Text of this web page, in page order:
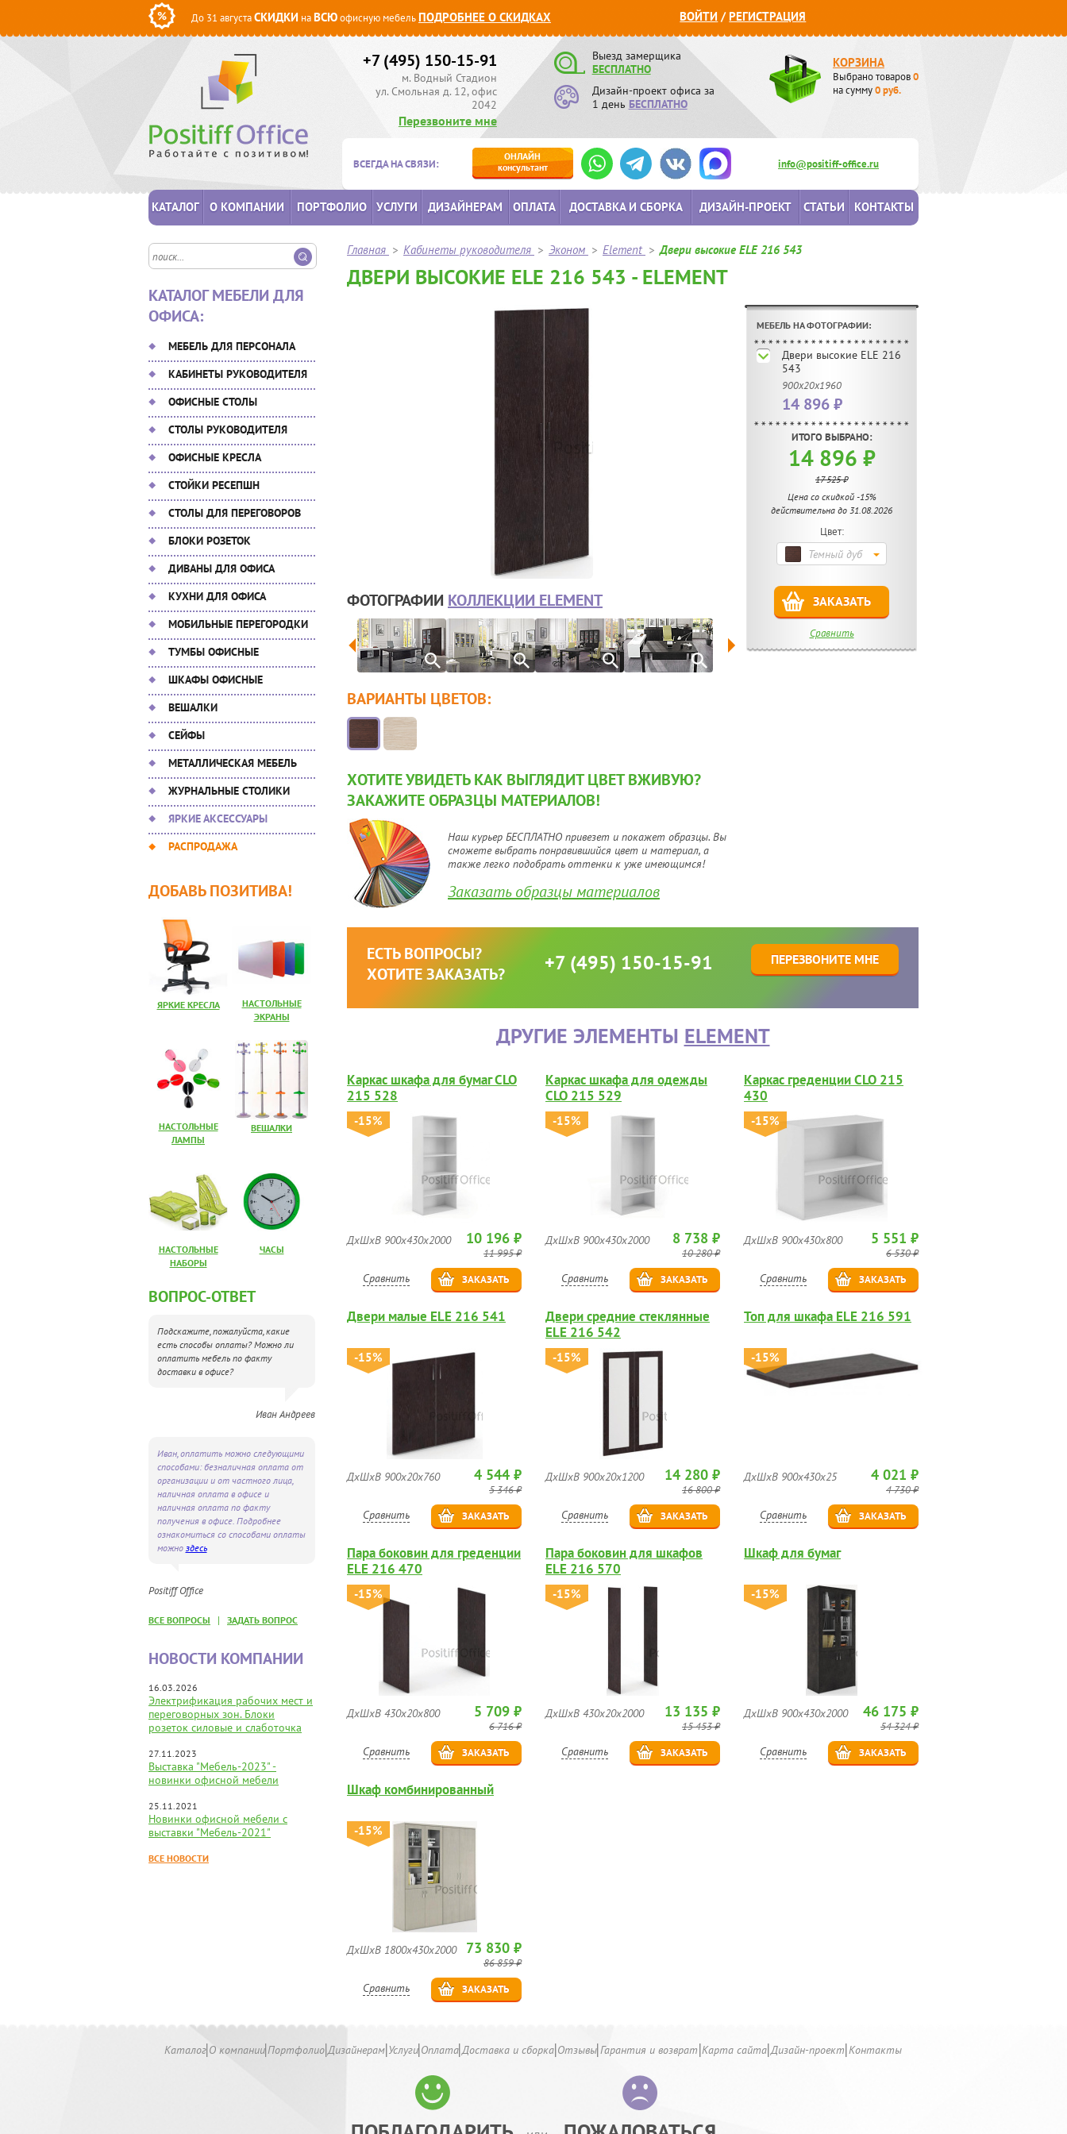
До 31 августаСКИДКИ наВСЮофисную мебельПОДРОБНЕЕ О СКИДКАХ ВОЙТИ /РЕГИСТРАЦИЯ
+7 (495) 150-15-91
м. Водный Стадион
ул. Смольная д. 12, офис
2042
Перезвоните мне
Выезд замерщика
БЕСПЛАТНО
Дизайн-проект офиса за
1 день БЕСПЛАТНО
КОРЗИНА
Выбрано товаров0
на сумму0руб.
ВСЕГДА НА СВЯЗИ:
ОНЛАЙН
консультант
info@positiff-office.ru
КАТАЛОГ О КОМПАНИИ ПОРТФОЛИО УСЛУГИ ДИЗАЙНЕРАМ ОПЛАТА ДОСТАВКА И СБОРКА ДИЗАЙН-ПРОЕКТ СТАТЬИ КОНТАКТЫ
КАТАЛОГ МЕБЕЛИ ДЛЯ
ОФИСА:
МЕБЕЛЬ ДЛЯ ПЕРСОНАЛА
КАБИНЕТЫ РУКОВОДИТЕЛЯ
ОФИСНЫЕ СТОЛЫ
СТОЛЫ РУКОВОДИТЕЛЯ
ОФИСНЫЕ КРЕСЛА
СТОЙКИ РЕСЕПШН
СТОЛЫ ДЛЯ ПЕРЕГОВОРОВ
БЛОКИ РОЗЕТОК
ДИВАНЫ ДЛЯ ОФИСА
КУХНИ ДЛЯ ОФИСА
МОБИЛЬНЫЕ ПЕРЕГОРОДКИ
ТУМБЫ ОФИСНЫЕ
ШКАФЫ ОФИСНЫЕ
ВЕШАЛКИ
СЕЙФЫ
МЕТАЛЛИЧЕСКАЯ МЕБЕЛЬ
ЖУРНАЛЬНЫЕ СТОЛИКИ
ЯРКИЕ АКСЕССУАРЫ
РАСПРОДАЖА
ДОБАВЬ ПОЗИТИВА!
ЯРКИЕ КРЕСЛА
НАСТОЛЬНЫЕ
ЭКРАНЫ
НАСТОЛЬНЫЕ
ЛАМПЫ
ВЕШАЛКИ
НАСТОЛЬНЫЕ
НАБОРЫ
ЧАСЫ
ВОПРОС-ОТВЕТ
Подскажите, пожалуйста, какие
есть способы оплаты? Можно ли
оплатить мебель по факту
доставки в офисе?
Иван Андреев
Иван, оплатить можно следующими
способами: безналичная оплата от
организации и от частного лица,
наличная оплата в офисе и
наличная оплата по факту
получения в офисе. Подробнее
ознакомиться со способами оплаты
можно здесь
Positiff Office
ВСЕ ВОПРОСЫ | ЗАДАТЬ ВОПРОС
НОВОСТИ КОМПАНИИ
16.03.2026
Электрификация рабочих мест и
переговорных зон. Блоки
розеток силовые и слаботочка
27.11.2023
Выставка "Мебель-2023" -
новинки офисной мебели
25.11.2021
Новинки офисной мебели с
выставки "Мебель-2021"
ВСЕ НОВОСТИ
Главная > Кабинеты руководителя > Эконом > Element > Двери высокие ELE 216 543
ДВЕРИ ВЫСОКИЕ ELE 216 543 - ELEMENT
ФОТОГРАФИИ КОЛЛЕКЦИИ ELEMENT
МЕБЕЛЬ НА ФОТОГРАФИИ:
Двери высокие ELE 216
543
900х20х1960
14 896 ₽
ИТОГО ВЫБРАНО:
14 896 ₽
17 525 ₽
Цена со скидкой -15%
действительна до 31.08.2026
Цвет:
Темный дуб
ЗАКАЗАТЬ
Сравнить
ВАРИАНТЫ ЦВЕТОВ:
ХОТИТЕ УВИДЕТЬ КАК ВЫГЛЯДИТ ЦВЕТ ВЖИВУЮ?
ЗАКАЖИТЕ ОБРАЗЦЫ МАТЕРИАЛОВ!
Наш курьер БЕСПЛАТНО привезет и покажет образцы. Вы
сможете выбрать понравившийся цвет и материал, а
также легко подобрать оттенки к уже имеющимся!
Заказать образцы материалов
ЕСТЬ ВОПРОСЫ?
ХОТИТЕ ЗАКАЗАТЬ?
+7 (495) 150-15-91 ПЕРЕЗВОНИТЕ МНЕ
ДРУГИЕ ЭЛЕМЕНТЫ ELEMENT
Каркас шкафа для бумаг CLO
215 528
-15%
ДхШхВ 900х430х2000 10 196 ₽
11 995 ₽
Сравнить ЗАКАЗАТЬ
Каркас шкафа для одежды
CLO 215 529
-15%
ДхШхВ 900х430х2000 8 738 ₽
10 280 ₽
Сравнить ЗАКАЗАТЬ
Каркас греденции CLO 215
430
-15%
ДхШхВ 900х430х800 5 551 ₽
6 530 ₽
Сравнить ЗАКАЗАТЬ
Двери малые ELE 216 541
-15%
ДхШхВ 900х20х760 4 544 ₽
5 346 ₽
Сравнить ЗАКАЗАТЬ
Двери средние стеклянные
ELE 216 542
-15%
ДхШхВ 900х20х1200 14 280 ₽
16 800 ₽
Сравнить ЗАКАЗАТЬ
Топ для шкафа ELE 216 591
-15%
ДхШхВ 900х430х25 4 021 ₽
4 730 ₽
Сравнить ЗАКАЗАТЬ
Пара боковин для греденции
ELE 216 470
-15%
ДхШхВ 430х20х800 5 709 ₽
6 716 ₽
Сравнить ЗАКАЗАТЬ
Пара боковин для шкафов
ELE 216 570
-15%
ДхШхВ 430х20х2000 13 135 ₽
15 453 ₽
Сравнить ЗАКАЗАТЬ
Шкаф для бумаг
-15%
ДхШхВ 900х430х2000 46 175 ₽
54 324 ₽
Сравнить ЗАКАЗАТЬ
Шкаф комбинированный
-15%
ДхШхВ 1800х430х2000 73 830 ₽
86 859 ₽
Сравнить ЗАКАЗАТЬ
Каталог О компанииПортфолио Дизайнерам Услуги Оплата Доставка и сборка Отзывы Гарантия и возврат Карта сайта Дизайн-проект Контакты